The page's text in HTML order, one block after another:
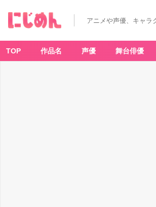
アニメや声優、キャラ
TOP 作品名 声優 舞台俳優